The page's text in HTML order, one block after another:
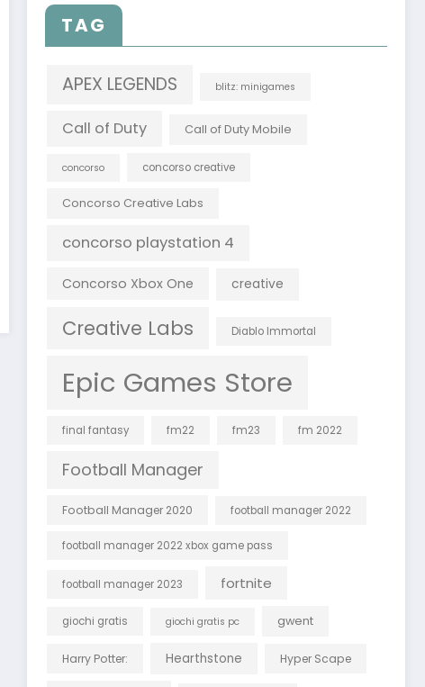
TAG
APEX LEGENDS blitz: minigames
Call of Duty Call of Duty Mobile
concorso concorso creative
Concorso Creative Labs
concorso playstation 4
Concorso Xbox One creative
Creative Labs Diablo Immortal
Epic Games Store
final fantasy fm22 fm23 fm 2022
Football Manager
Football Manager 2020 football manager 2022
football manager 2022 xbox game pass
football manager 2023 fortnite
giochi gratis giochi gratis pc gwent
Harry Potter: Hearthstone Hyper Scape